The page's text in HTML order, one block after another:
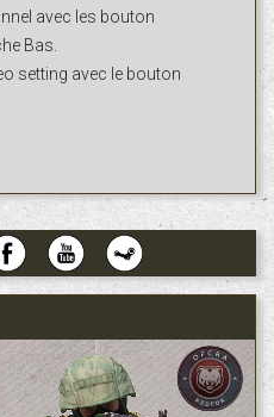
avec les bouton
Bas.
setting avec le bouton